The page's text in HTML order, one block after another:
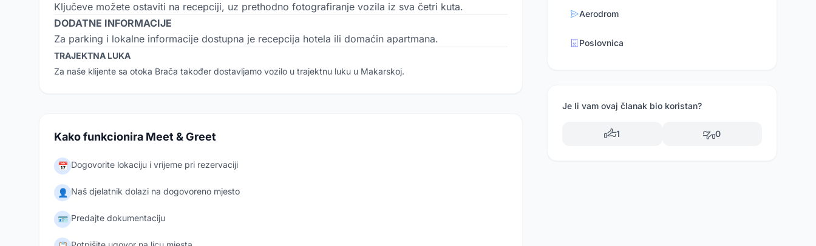
Ključeve možete ostaviti na recepciji, uz prethodno fotografiranje vozila iz sva četri kuta.
DODATNE INFORMACIJE
Za parking i lokalne informacije dostupna je recepcija hotela ili domaćin apartmana.
TRAJEKTNA LUKA
Za naše klijente sa otoka Brača također dostavljamo vozilo u trajektnu luku u Makarskoj.
Kako funkcionira Meet & Greet
📅 Dogovorite lokaciju i vrijeme pri rezervaciji
👤 Naš djelatnik dolazi na dogovoreno mjesto
🪪 Predajte dokumentaciju
Aerodrom
Poslovnica
Je li vam ovaj članak bio koristan?
1 0